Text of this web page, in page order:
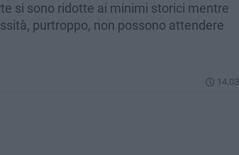
si sono ridotte ai minimi storici mentre
purtroppo, non possono attendere
14.03